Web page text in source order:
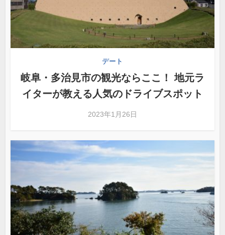
デート
岐阜・多治見市の観光ならここ！ 地元ラ
イターが教える人気のドライブスポット
2023年1月26日